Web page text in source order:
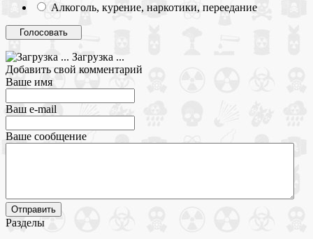
Алкоголь, курение, наркотики, переедание
Загрузка ...
Добавить свой комментарий
Ваше имя
Ваш e-mail
Ваше сообщение
Разделы